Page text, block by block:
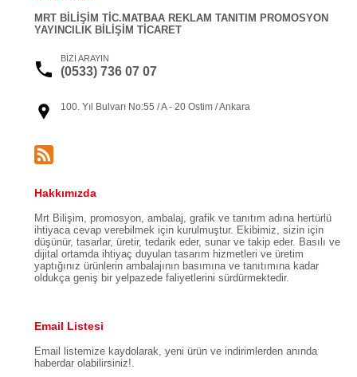
MRT BİLİŞİM TİC.MATBAA REKLAM TANITIM PROMOSYON
YAYINCILIK BİLİŞİM TİCARET
BİZİ ARAYIN
(0533) 736 07 07
100. Yıl Bulvarı No:55 / A - 20 Ostim / Ankara
Hakkımızda
Mrt Bilişim, promosyon, ambalaj, grafik ve tanıtım adına hertürlü
ihtiyaca cevap verebilmek için kurulmuştur. Ekibimiz, sizin için
düşünür, tasarlar, üretir, tedarik eder, sunar ve takip eder. Basılı ve
dijital ortamda ihtiyaç duyulan tasarım hizmetleri ve üretim
yaptığınız ürünlerin ambalajının basımına ve tanıtımına kadar
oldukça geniş bir yelpazede faliyetlerini sürdürmektedir.
Email Listesi
Email listemize kaydolarak, yeni ürün ve indirimlerden anında
haberdar olabilirsiniz!.